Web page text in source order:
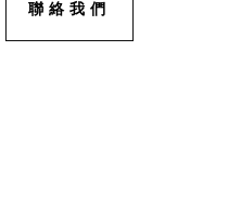
聯絡我們